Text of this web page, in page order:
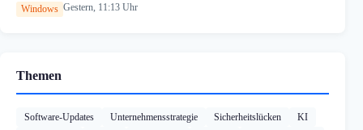
Windows Gestern, 11:13 Uhr
Themen
Software-Updates Unternehmensstrategie Sicherheitslücken
KI